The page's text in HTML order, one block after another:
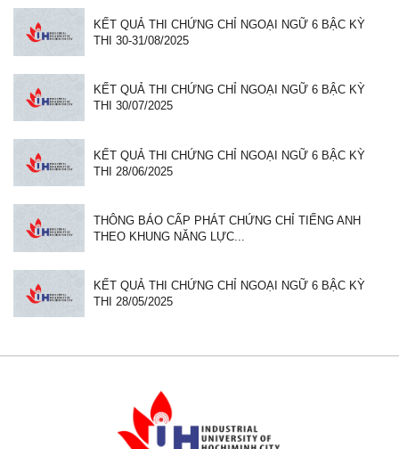
KẾT QUẢ THI CHỨNG CHỈ NGOẠI NGỮ 6 BẬC KỲ
THI 30-31/08/2025
KẾT QUẢ THI CHỨNG CHỈ NGOẠI NGỮ 6 BẬC KỲ
THI 30/07/2025
KẾT QUẢ THI CHỨNG CHỈ NGOẠI NGỮ 6 BẬC KỲ
THI 28/06/2025
THÔNG BÁO CẤP PHÁT CHỨNG CHỈ TIẾNG ANH
THEO KHUNG NĂNG LỰC...
KẾT QUẢ THI CHỨNG CHỈ NGOẠI NGỮ 6 BẬC KỲ
THI 28/05/2025